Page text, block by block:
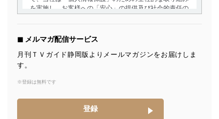
を実施し、お客様への「安心」の提供及び社会的責任の
個人情報の取得・利用・提供について
当社は、個人情報の取得・利用・提供に際して、その利
得・利用・提供を行います。また、当社が保有している
供・開示は行いません。当社においてはこれらの取り組
みを確実にするため、従業者等の教育を徹底してまいり
◼︎ メルマガ配信サービス
月刊ＴＶガイド静岡版よりメールマガジンをお届けしま
す。
※登録は無料です
登録